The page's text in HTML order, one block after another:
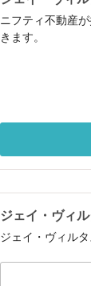
ニフティ不動産
きます。
ジェイ・ヴィ
ジェイ・ヴィル